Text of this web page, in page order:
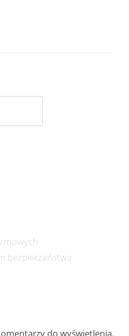
bezpieczeństwa
do wyświetlenia.